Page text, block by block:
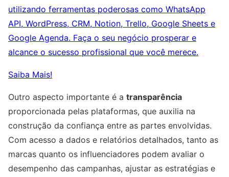
utilizando ferramentas poderosas como WhatsApp
API, WordPress, CRM, Notion, Trello, Google Sheets e
Google Agenda. Faça o seu negócio prosperar e
alcance o sucesso profissional que você merece.
Saiba Mais!
Outro aspecto importante é a transparência
proporcionada pelas plataformas, que auxilia na
construção da confiança entre as partes envolvidas.
Com acesso a dados e relatórios detalhados, tanto as
marcas quanto os influenciadores podem avaliar o
desempenho das campanhas, ajustar as estratégias e